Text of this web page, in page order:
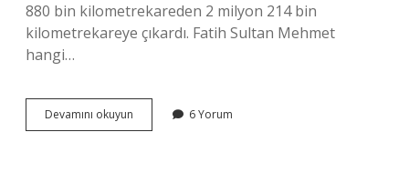
880 bin kilometrekareden 2 milyon 214 bin
kilometrekareye çıkardı. Fatih Sultan Mehmet
hangi…
Devamını okuyun
Sultan
6 Yorum